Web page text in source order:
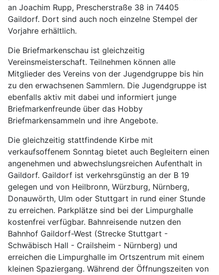
an Joachim Rupp, Prescherstraße 38 in 74405
Gaildorf. Dort sind auch noch einzelne Stempel der
Vorjahre erhältlich.
Die Briefmarkenschau ist gleichzeitig
Vereinsmeisterschaft. Teilnehmen können alle
Mitglieder des Vereins von der Jugendgruppe bis hin
zu den erwachsenen Sammlern. Die Jugendgruppe ist
ebenfalls aktiv mit dabei und informiert junge
Briefmarkenfreunde über das Hobby
Briefmarkensammeln und ihre Angebote.
Die gleichzeitig stattfindende Kirbe mit
verkaufsoffenem Sonntag bietet auch Begleitern einen
angenehmen und abwechslungsreichen Aufenthalt in
Gaildorf. Gaildorf ist verkehrsgünstig an der B 19
gelegen und von Heilbronn, Würzburg, Nürnberg,
Donauwörth, Ulm oder Stuttgart in rund einer Stunde
zu erreichen. Parkplätze sind bei der Limpurghalle
kostenfrei verfügbar. Bahnreisende nutzen den
Bahnhof Gaildorf-West (Strecke Stuttgart -
Schwäbisch Hall - Crailsheim - Nürnberg) und
erreichen die Limpurghalle im Ortszentrum mit einem
kleinen Spaziergang. Während der Öffnungszeiten von